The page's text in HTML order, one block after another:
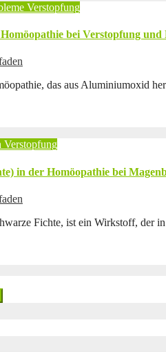
Verstopfung
bei Verstopfung
das aus Aluminiumoxid
Verstopfung
in der Homöopathie bei
Fichte, ist ein Wirkstoff, der